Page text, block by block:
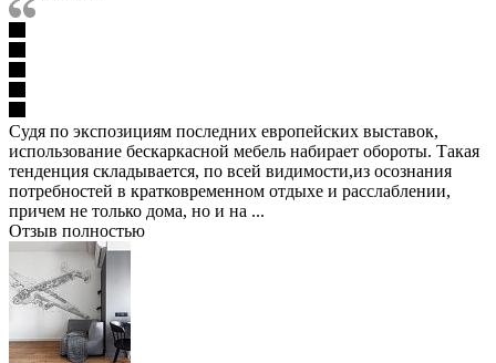
Судя по экспозициям последних европейских выставок,
использование бескаркасной мебель набирает обороты. Такая
тенденция складывается, по всей видимости,из осознания
потребностей в кратковременном отдыхе и расслаблении,
причем не только дома, но и на ...
Отзыв полностью